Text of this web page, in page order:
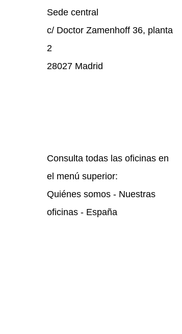
Sede central
c/ Doctor Zamenhoff 36, planta
2
28027 Madrid
Consulta todas las oficinas en
el menú superior:
Quiénes somos - Nuestras
oficinas - España